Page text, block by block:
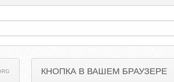
КНОПКА В ВАШЕМ БРАУЗЕРЕ